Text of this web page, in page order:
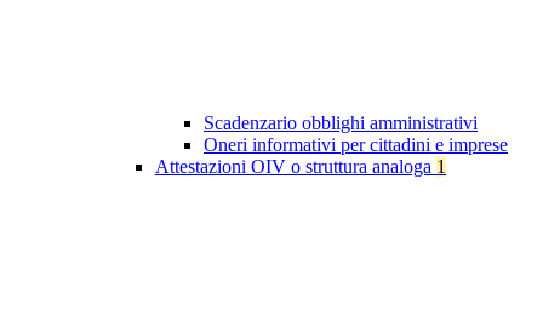
Scadenzario obblighi amministrativi
Oneri informativi per cittadini e imprese
Attestazioni OIV o struttura analoga 1